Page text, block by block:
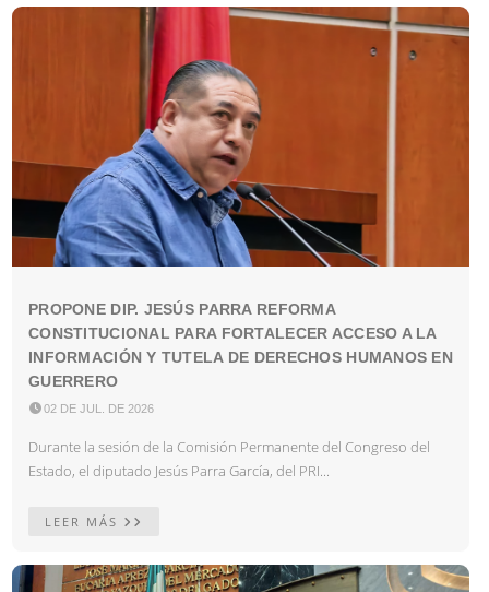
PROPONE DIP. JESÚS PARRA REFORMA
CONSTITUCIONAL PARA FORTALECER ACCESO A LA
INFORMACIÓN Y TUTELA DE DERECHOS HUMANOS EN
GUERRERO
02 DE JUL. DE 2026
Durante la sesión de la Comisión Permanente del Congreso del
Estado, el diputado Jesús Parra García, del PRI...
LEER MÁS